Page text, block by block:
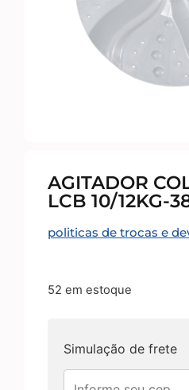
AGITADOR
LCB 10/12KG-
politicas de trocas e
52 em estoque
Simulação de frete